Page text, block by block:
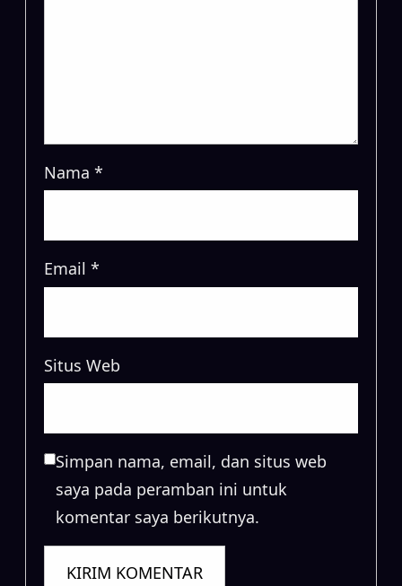
Nama *
Email *
Situs Web
Simpan nama, email, dan situs web
saya pada peramban ini untuk
komentar saya berikutnya.